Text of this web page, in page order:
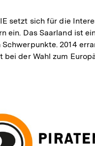
setzt sich für die
ein. Das Saarland ist
Schwerpunkte. 2014
bei der Wahl zum